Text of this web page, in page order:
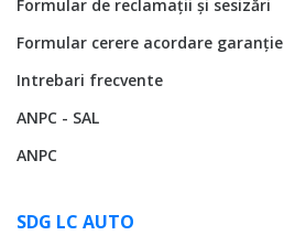
Formular de reclamații și sesizări
Formular cerere acordare garanție
Intrebari frecvente
ANPC - SAL
ANPC
SDG LC AUTO